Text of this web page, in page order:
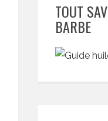
TOUT
BARBE